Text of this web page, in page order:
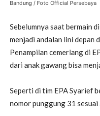
Bandung / Foto Official Persebaya
Sebelumnya saat bermain
menjadi andalan lini depan
Penampilan cemerlang di
dari anak gawang bisa
Seperti di tim EPA Syarief
nomor punggung 31